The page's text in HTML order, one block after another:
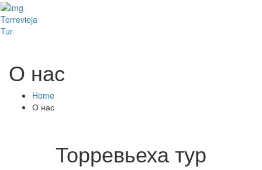
Torrevieja
Tur
О нас
Home
О нас
Торревьеха тур